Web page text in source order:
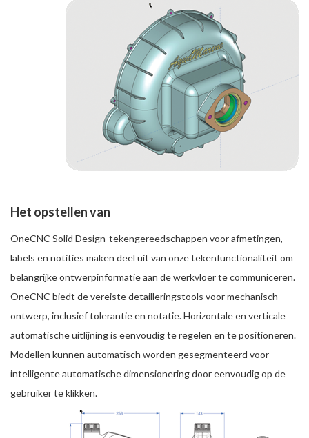
Het opstellen van
OneCNC Solid Design-tekengereedschappen voor afmetingen,
labels en notities maken deel uit van onze tekenfunctionaliteit om
belangrijke ontwerpinformatie aan de werkvloer te communiceren.
OneCNC biedt de vereiste detailleringstools voor mechanisch
ontwerp, inclusief tolerantie en notatie. Horizontale en verticale
automatische uitlijning is eenvoudig te regelen en te positioneren.
Modellen kunnen automatisch worden gesegmenteerd voor
intelligente automatische dimensionering door eenvoudig op de
gebruiker te klikken.